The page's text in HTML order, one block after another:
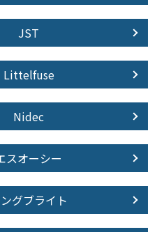
JST
Littelfuse
Nidec
スオーシー
グブライト